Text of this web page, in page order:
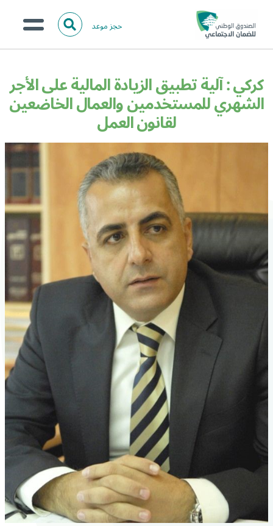
حجز موعد ا
ل
ح
ث
الخدمات الالكترونية
المركز الإعلامي
تواصل معنا
البحث
كركي : آلية تطبيق الزيادة المالية على الأجر
الشهري للمستخدمين والعمال الخاضعين
لقانون العمل